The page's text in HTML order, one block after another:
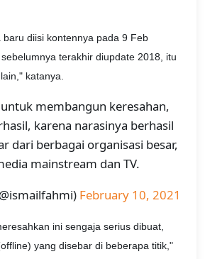
baru diisi kontennya pada 9 Feb
terakhir diupdate 2018, itu
katanya.
membangun keresahan,
karena narasinya berhasil
dari berbagai organisasi besar,
mainstream dan TV.
February 10, 2021
ini sengaja serius dibuat,
yang disebar di beberapa titik,"